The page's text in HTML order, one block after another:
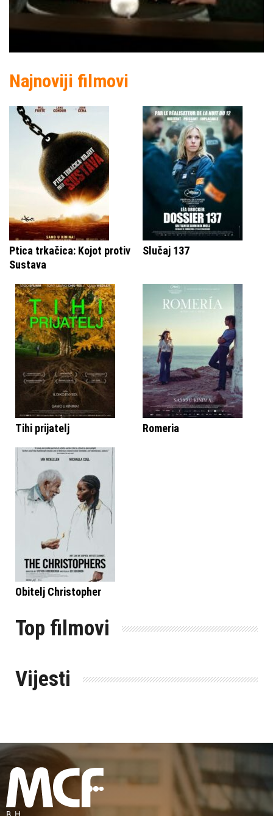
Najnoviji filmovi
Ptica trkačica: Kojot protiv
Sustava
Slučaj 137
Tihi prijatelj Romeria
Obitelj Christopher
Top filmovi
Vijesti